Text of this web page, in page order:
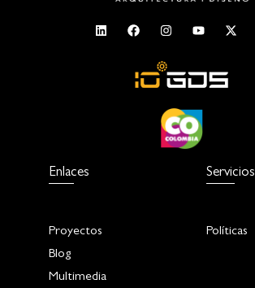
Enlaces
Proyectos
Blog
Multimedia
Servicios
Políticas